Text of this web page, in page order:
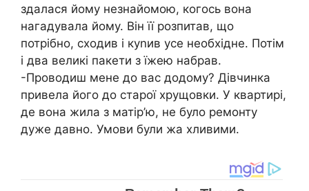
здалася йому незнайомою, когось вона
нагадувала йому. Він її розпитав, що
потрібно, сходив і куnив усе необхідне. Потім
і два великі пакети з їжею набрав.
-Проводиш мене до вас додому? Дівчинка
привела його до старої хрущовки. У квартирі,
де вона жила з матір’ю, не було ремонту
дуже давно. Умови були жа хливими.